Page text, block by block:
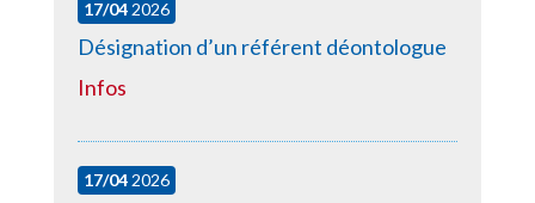
17/042026
Désignation d’un référent déontologue
Infos
17/042026